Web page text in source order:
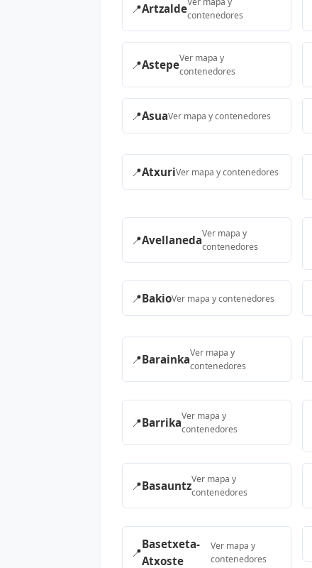
📍Artzaldecontenedores
📍AstepeVer mapa y
contenedores
📍AsuaVer mapa y contenedores
📍AtxuriVer mapa y contenedores
📍AvellanedaVer mapa y
contenedores
📍BakioVer mapa y contenedores
📍BarainkaVer mapa y
contenedores
📍BarrikaVer mapa y
contenedores
📍BasauntzVer mapa y
contenedores
📍
Basetxeta-
Atxoste
Ver mapa y
contenedores